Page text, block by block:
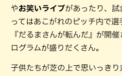
やお笑いライブがあったり、試
ってはあこがれのピッチ内で
『だるまさんが転んだ』が開
ログラムが盛りだくさん。
子供たちが芝の上で思いっきり